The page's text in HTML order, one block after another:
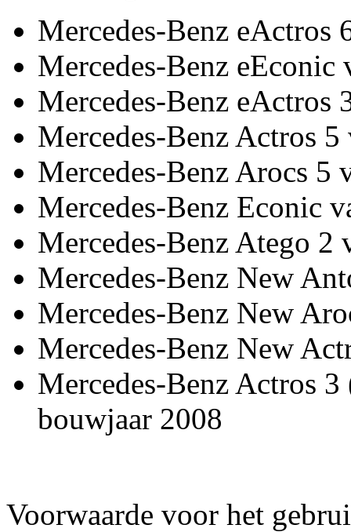
Mercedes-Benz eActros
Mercedes-Benz
Mercedes-Benz eActros
Mercedes-Benz Actros
Mercedes-Benz Arocs 5
Mercedes-Benz Econic
Mercedes-Benz Atego 2
Mercedes-Benz New
Mercedes-Benz New
Mercedes-Benz New
Mercedes-Benz Actros
bouwjaar 2008
Voorwaarde voor het